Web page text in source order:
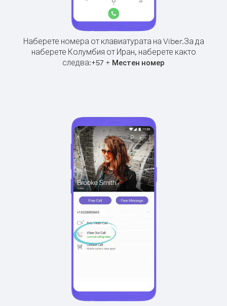
Наберете номера от клавиатурата на Viber.За да
наберете Колумбия от Иран, наберете както
следва:+57 + Местен номер